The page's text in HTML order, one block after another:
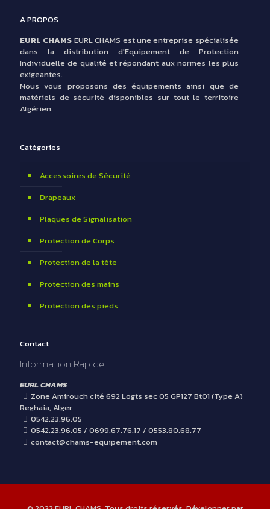
A PROPOS
EURL CHAMS EURL CHAMS est une entreprise spécialisée
dans la distribution d'Equipement de Protection
Individuelle de qualité et répondant aux normes les plus
exigeantes.
Nous vous proposons des équipements ainsi que de
matériels de sécurité disponibles sur tout le territoire
Algérien.
Catégories
Accessoires de Sécurité
Drapeaux
Plaques de Signalisation
Protection de Corps
Protection de la tête
Protection des mains
Protection des pieds
Contact
Information Rapide
EURL CHAMS
Zone Amirouch cité 692 Logts sec 05 GP127 Bt01 (Type A)
Reghaia, Alger
0542.23.96.05
0542.23.96.05 / 0699.67.76.17 / 0553.80.68.77
contact@chams-equipement.com